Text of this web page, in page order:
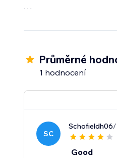
dnes.Průměrné
1 hodnocení
SC
Schofieldh06/
Good